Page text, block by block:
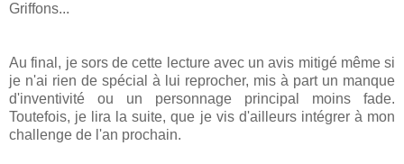
Griffons...
Au final, je sors de cette lecture avec un avis mitigé même si
je n'ai rien de spécial à lui reprocher, mis à part un manque
d'inventivité ou un personnage principal moins fade.
Toutefois, je lira la suite, que je vis d'ailleurs intégrer à mon
challenge de l'an prochain.